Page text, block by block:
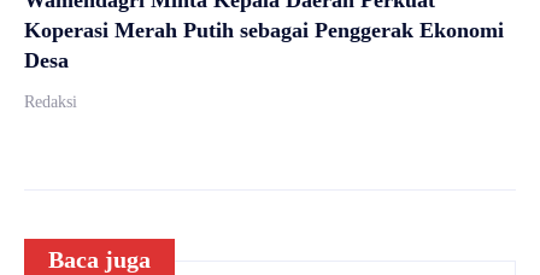
Koperasi Merah Putih sebagai Penggerak Ekonomi
Desa
Redaksi
Baca juga